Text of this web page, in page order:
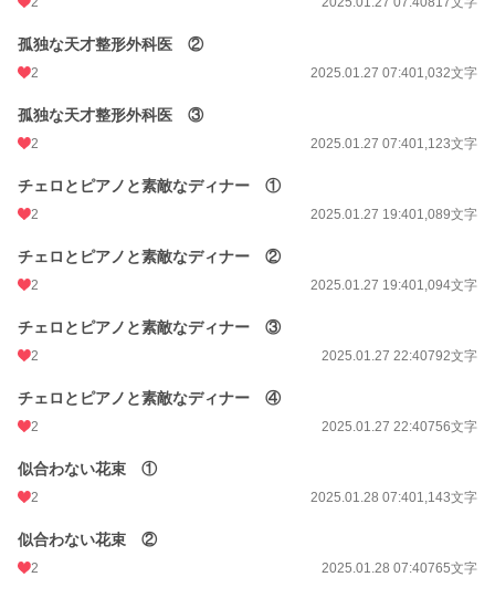
孤独な天才整形外科医 ②
2 2025.01.27 07:401,032文字
孤独な天才整形外科医 ③
2 2025.01.27 07:401,123文字
チェロとピアノと素敵なディナー ①
2 2025.01.27 19:401,089文字
チェロとピアノと素敵なディナー ②
2 2025.01.27 19:401,094文字
チェロとピアノと素敵なディナー ③
2 2025.01.27 22:40792文字
チェロとピアノと素敵なディナー ④
2 2025.01.27 22:40756文字
似合わない花束 ①
2 2025.01.28 07:401,143文字
似合わない花束 ②
2 2025.01.28 07:40765文字